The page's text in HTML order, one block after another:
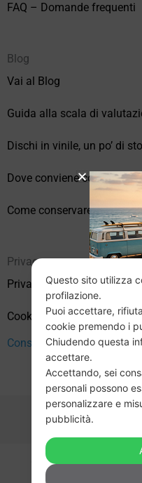
FAQ – Domande frequenti
Blog
Vai al Blog
Guida alla scala di
Dischi in vinile, un po’ di
Dove conviene comprare
Come conservare
Privacy
Privacy Policy
Cookie Policy (UE)
Consenso
Copyright © 2026
Questo sito utilizza
profilazione.
Puoi accettare,
cookie premendo i
Chiudendo questa
accettare.
Accettando, sei
personali possono
personalizzare e
pubblicità.
Dal 29
pausa